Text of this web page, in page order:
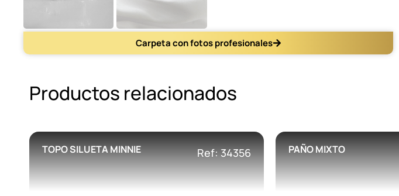
Carpeta con fotos profesionales
Productos relacionados
TOPO SILUETA MINNIE Ref: 34356 PAÑO MIXTO